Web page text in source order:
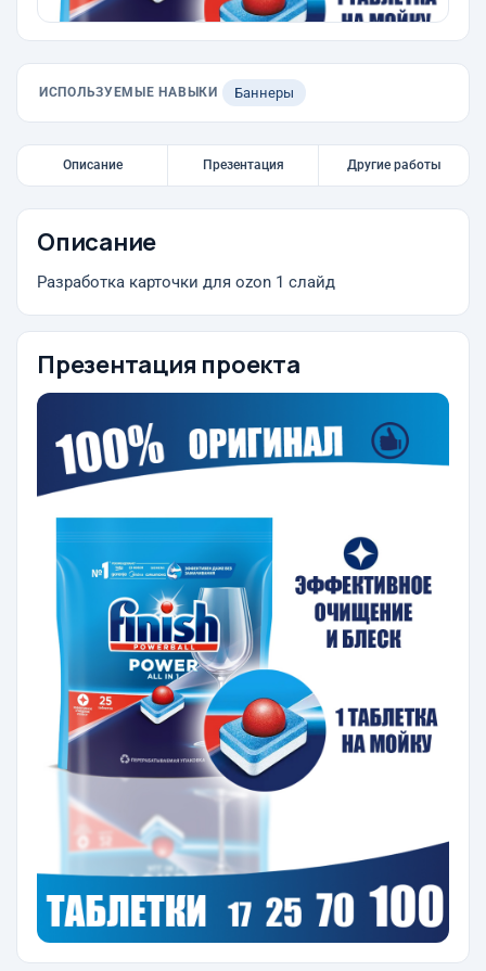
ИСПОЛЬЗУЕМЫЕ НАВЫКИ Баннеры
Описание Презентация Другие работы
Описание
Разработка карточки для ozon 1 слайд
Презентация проекта